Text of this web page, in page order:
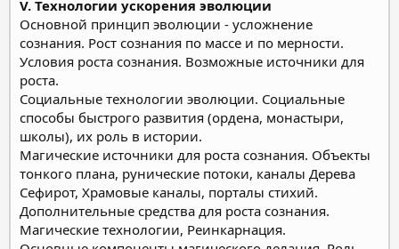
V. Технологии ускорения эволюции
Основной принцип эволюции - усложнение
сознания. Рост сознания по массе и по мерности.
Условия роста сознания. Возможные источники для
роста.
Социальные технологии эволюции. Социальные
способы быстрого развития (ордена, монастыри,
школы), их роль в истории.
Магические источники для роста сознания. Объекты
тонкого плана, рунические потоки, каналы Дерева
Сефирот, Храмовые каналы, порталы стихий.
Дополнительные средства для роста сознания.
Магические технологии, Реинкарнация.